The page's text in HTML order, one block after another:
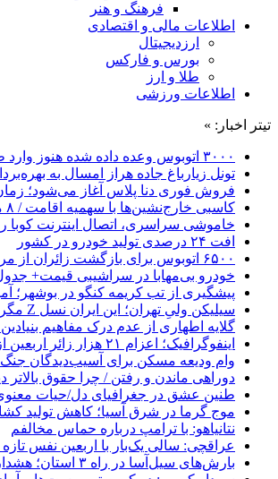
فرهنگ و هنر
اطلاعات مالی و اقتصادی
ارزدیجیتال
بورس و فارکس
طلا و ارز
اطلاعات ورزشی
تیتر اخبار: »
۳۰۰۰ اتوبوس وعده داده شده هنوز وارد طرح اربعین نشده است
تونل زیارباغ جاده هراز امسال به
فروش فوری دنا پلاس آغاز می‌شود؛
کاسبی خارج‌نشین‌ها با سهمیه اقامت / ۸ میلیارد بده خودرو وارد کن!
خاموشی سراسری، اتصال اینترنت کوبا
افت ۲۴ درصدی تولید خودرو در کشور
۶۵۰۰ اتوبوس برای بازگشت زائران از مرز مهران اعزام می‌شود
خودرو بی‌مهابا در سراشیبی قیمت+
پیشگیری از تب کریمه کنگو در بوشهر؛
سیلیکن ولیِ تهران؛ این ایران نسل Z مگر متوقف شدنی است؟ / آینده ایران را این دانش آموزان می سازند
گلایه اطهاری از عدم درک مفاهیم بنیادین
اینفوگرافیک؛ اعزام ۲۱ هزار زائر اربعین از آذربایجان‌شرقی
وام ودیعه مسکن برای آسیب‌دیدگان
دوراهی ماندن و رفتن / چرا حقوق
طنین عشق در جغرافیای دل/حیات معنوی
موج گرما در شرق آسیا؛ کاهش تولید
نتانیاهو: با ترامپ درباره حماس مخالفم
عراقچی: سالی یک‌بار با اربعین نفس
بارش‌های سیل‌آسا در راه ۳ استان؛ هشدار بارش‌های تابستانه در هرمزگان